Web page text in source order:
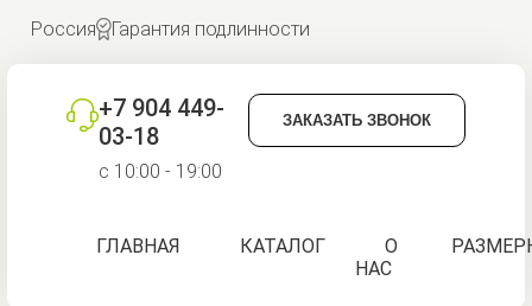
Россия Гарантия подлинности
+7 904 449-
03-18
с 10:00 - 19:00
ЗАКАЗАТЬ ЗВОНОК
ГЛАВНАЯ КАТАЛОГ
О
НАС